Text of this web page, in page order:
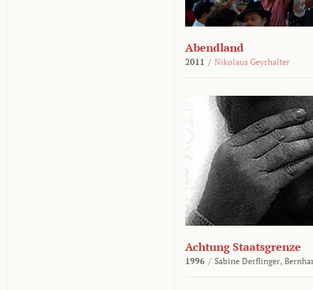
Abendland
2011 / Nikolaus Geyrhalter
Achtung Staatsgrenze
1996 / Sabine Derflinger,